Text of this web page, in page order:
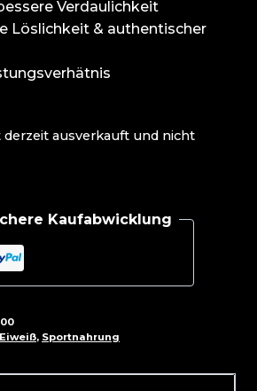
Verdaulichkeit
Löslichkeit & authentischer
derzeit ausverkauft und nicht
Kaufabwicklung
, Sportnahrung